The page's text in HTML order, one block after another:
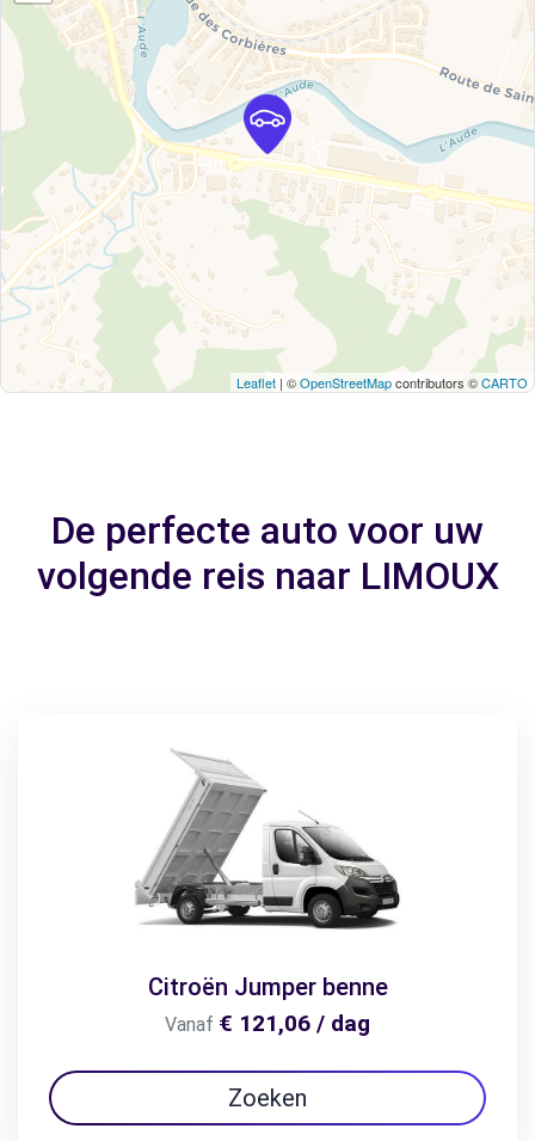
Leaflet | ©OpenStreetMapcontributors ©CARTO
De perfecte auto voor uw
volgende reis naar LIMOUX
Citroën Jumper benne
Vanaf € 121,06 / dag
Zoeken